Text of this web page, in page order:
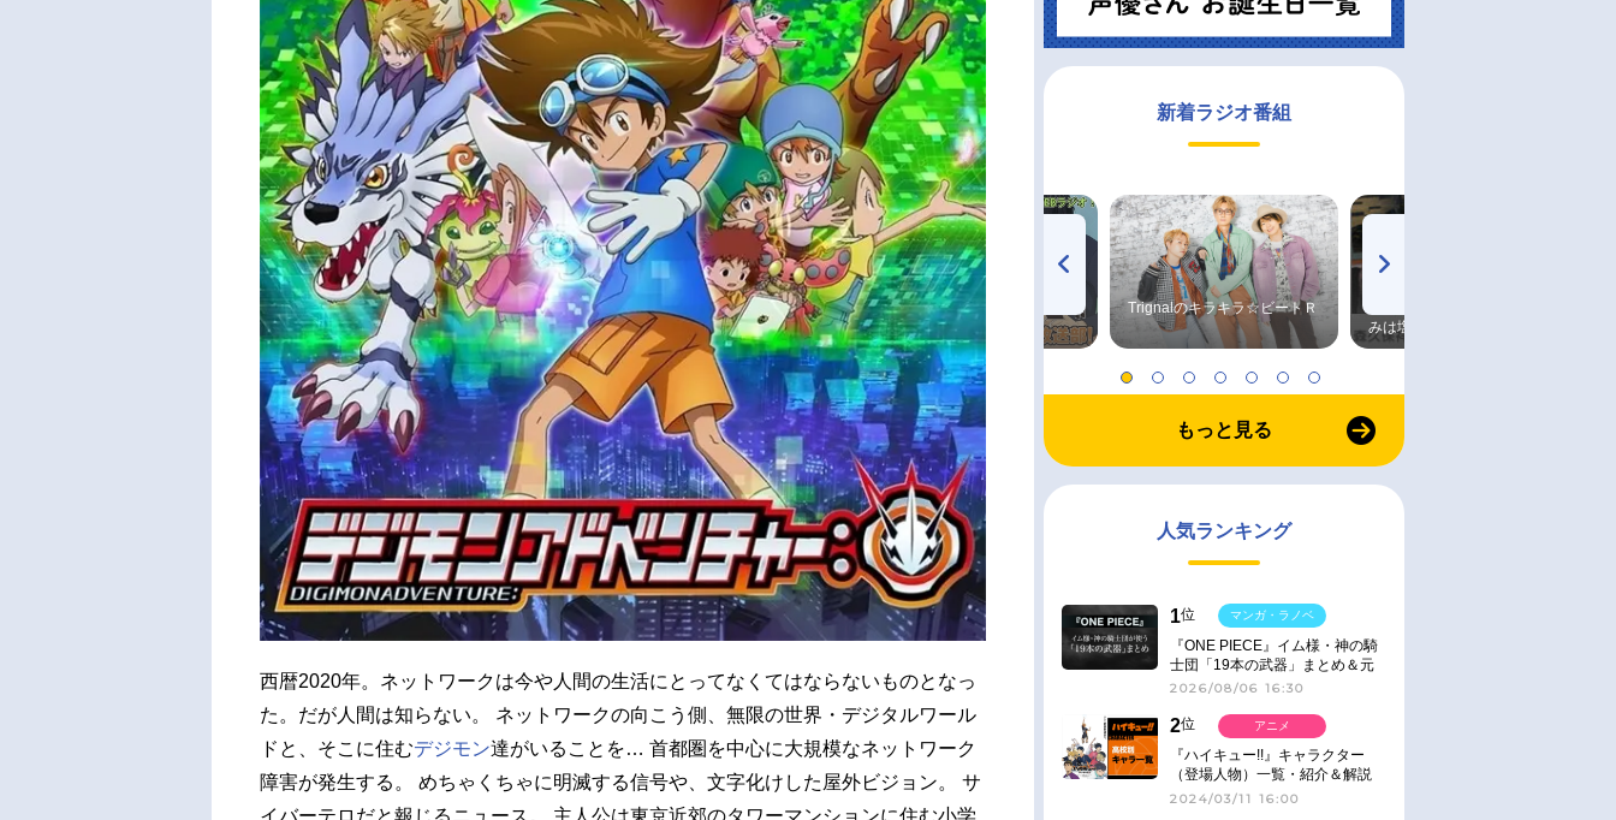
西暦2020年。ネットワークは今や人間の生活にとってなくてはならないものとなっ
た。だが人間は知らない。 ネットワークの向こう側、無限の世界・デジタルワール
ドと、そこに住むデジモン達がいることを… 首都圏を中心に大規模なネットワーク
障害が発生する。 めちゃくちゃに明滅する信号や、文字化けした屋外ビジョン。 サ
新着ラジオ番組
TVアニメ『戦隊大失格』
radio 大直会 2nd season
ハイキュー!! 烏野高校放送部! Trignalのキラキラ☆ビートＲ
みは塩だけ
もっと見る
人気ランキング
1位
『ONE PIECE』イム様・神の騎
士団「19本の武器」まとめ＆元
ネタ
2026/08/06 16:30
マンガ・ラノベ
2位
『ハイキュー!!』キャラクター
（登場人物）一覧・紹介＆解説
2024/03/11 16:00
アニメ